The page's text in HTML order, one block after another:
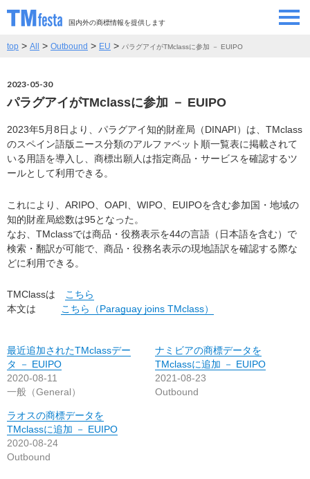
国内外の商標情報を提供します
SEMINAR/EVENT
ABOUT
CONTACT お問い合わせ
top > All > Outbound > EU > パラグアイがTMclassに参加 － EUIPO
2023-05-30
パラグアイがTMclassに参加 － EUIPO
2023年5月8日より、パラグアイ知的財産局（DINAPI）は、TMclass
のスペイン語版ニース分類のアルファベット順一覧表に掲載されて
いる用語を導入し、商標出願人は指定商品・サービスを確認するツ
ールとして利用できる。
これにより、ARIPO、OAPI、WIPO、EUIPOを含む参加国・地域の
知的財産局総数は95となった。
なお、TMclassでは商品・役務表示を44の言語（日本語を含む）で
検索・翻訳が可能で、商品・役務名表示の現地語訳を確認する際な
どに利用できる。
TMClassは
こちら
本文は
こちら（Paraguay joins TMclass）
最近追加されたTMclassデー
タ － EUIPO
2020-08-11
一般（General）
ナミビアの商標データを
TMclassに追加 － EUIPO
2021-08-23
Outbound
ラオスの商標データを
TMclassに追加 － EUIPO
2020-08-24
Outbound